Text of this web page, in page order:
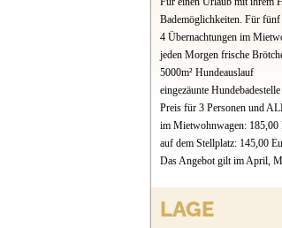
Bademöglichkeiten. Für
4 Übernachtungen im
jeden Morgen frische
5000m² Hundeauslauf
eingezäunte Hundebadestelle
Preis für 3 Personen und
im Mietwohnwagen: 185,00
auf dem Stellplatz: 145,00
Das Angebot gilt im April,
LAGE